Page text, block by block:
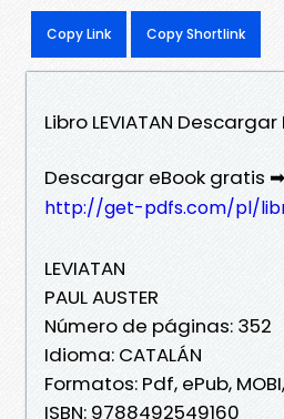
Copy Link Copy Shortlink
Libro LEVIATAN Descargar
Descargar eBook gratis ➡
http://get-pdfs.com/pl/
LEVIATAN
PAUL AUSTER
Número de páginas: 352
Idioma: CATALÁN
Formatos: Pdf, ePub,
ISBN: 9788492549160